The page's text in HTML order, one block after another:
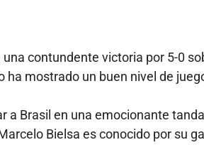
contundente victoria por 5-0
mostrado un buen nivel de
a Brasil en una emocionante
Bielsa es conocido por su